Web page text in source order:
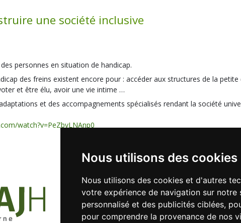
Nous utilisons des cookies
Nous utilisons des cookies et d'autres
votre expérience de navigation sur
personnalisé et des publicités ciblées,
pour comprendre la provenance de nos
une société inclusive
personnes en situation de handicap.
des freins existent encore pour : accéder aux structures de la petite
et être élu, avoir une vie intime …
et des accompagnements spécialisés rendant la société
watch?v=PeZbvLNAnp0
41 rue Le-Corbusier - 94000 CRÉTEIL
01 45 13 14 50 Fax. 01 45 13 14 59 Mail.